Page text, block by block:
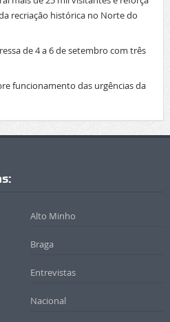
recriação histórica no Norte do
de 4 a 6 de setembro com três
funcionamento das urgências da
Alto Minho
Braga
Entrevistas
Nacional